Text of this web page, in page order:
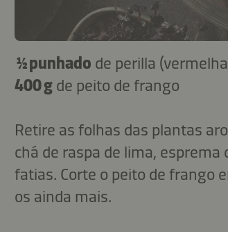
½ punhado de perilla
400 g de peito de frango
Retire as folhas das plantas
chá de raspa de lima,
fatias. Corte o peito de frango
os ainda mais.